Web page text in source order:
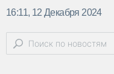
16:11, 12 Декабря 2024